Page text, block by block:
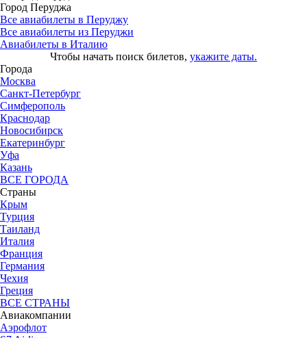
Город Перуджа
Все авиабилеты в Перуджу
Все авиабилеты из Перуджи
Авиабилеты в Италию
Чтобы начать поиск билетов, укажите даты.
Города
Москва
Санкт-Петербург
Симферополь
Краснодар
Новосибирск
Екатеринбург
Уфа
Казань
ВСЕ ГОРОДА
Страны
Крым
Турция
Таиланд
Италия
Франция
Германия
Чехия
Греция
ВСЕ СТРАНЫ
Авиакомпании
Аэрофлот